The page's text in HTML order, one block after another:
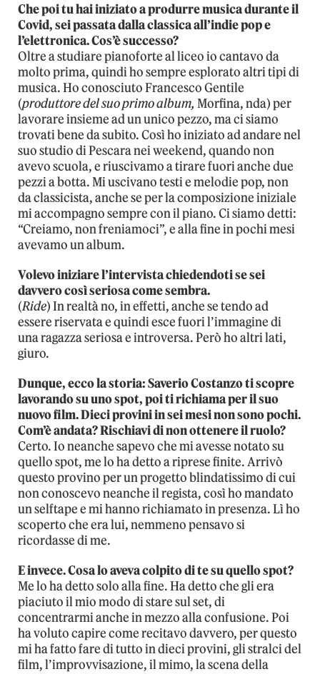
Che poi tu hai iniziato a produrre musica durante il
Covid, sei passata dalla classica all’indie pop e
l’elettronica. Cos’è successo?
Oltre a studiare pianoforte al liceo io cantavo da
molto prima, quindi ho sempre esplorato altri tipi di
musica. Ho conosciuto Francesco Gentile
(produttore del suo primo album, Morfina, nda) per
lavorare insieme ad un unico pezzo, ma ci siamo
trovati bene da subito. Così ho iniziato ad andare nel
suo studio di Pescara nei weekend, quando non
avevo scuola, e riuscivamo a tirare fuori anche due
pezzi a botta. Mi uscivano testi e melodie pop, non
da classicista, anche se per la composizione iniziale
mi accompagno sempre con il piano. Ci siamo detti:
“Creiamo, non freniamoci”, e alla fine in pochi mesi
avevamo un album.
Volevo iniziare l’intervista chiedendoti se sei
davvero così seriosa come sembra.
(Ride) In realtà no, in effetti, anche se tendo ad
essere riservata e quindi esce fuori l’immagine di
una ragazza seriosa e introversa. Però ho altri lati,
giuro.
Dunque, ecco la storia: Saverio Costanzo ti scopre
lavorando su uno spot, poi ti richiama per il suo
nuovo film. Dieci provini in sei mesi non sono pochi.
Com’è andata? Rischiavi di non ottenere il ruolo?
Certo. Io neanche sapevo che mi avesse notato su
quello spot, me lo ha detto a riprese finite. Arrivò
questo provino per un progetto blindatissimo di cui
non conoscevo neanche il regista, così ho mandato
un selftape e mi hanno richiamato in presenza. Lì ho
scoperto che era lui, nemmeno pensavo si
ricordasse di me.
E invece. Cosa lo aveva colpito di te su quello spot?
Me lo ha detto solo alla fine. Ha detto che gli era
piaciuto il mio modo di stare sul set, di
concentrarmi anche in mezzo alla confusione. Poi
ha voluto capire come recitavo davvero, per questo
mi ha fatto fare di tutto in dieci provini, gli stralci del
film, l’improvvisazione, il mimo, la scena della